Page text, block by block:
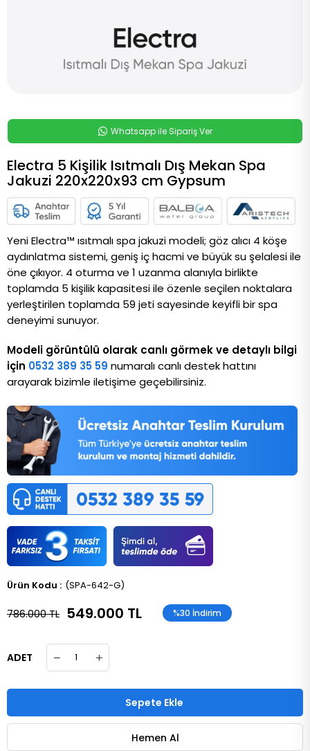
Whatsapp ile Sipariş Ver
Electra 5 Kişilik Isıtmalı Dış Mekan Spa
Jakuzi 220x220x93 cm Gypsum
Yeni Electra™ ısıtmalı spa jakuzi modeli; göz alıcı 4 köşe
aydınlatma sistemi, geniş iç hacmi ve büyük su şelalesi ile
öne çıkıyor. 4 oturma ve 1 uzanma alanıyla birlikte
toplamda 5 kişilik kapasitesi ile özenle seçilen noktalara
yerleştirilen toplamda 59 jeti sayesinde keyifli bir spa
deneyimi sunuyor.
Modeli görüntülü olarak canlı görmek ve detaylı bilgi
için 0532 389 35 59 numaralı canlı destek hattını
arayarak bizimle iletişime geçebilirsiniz.
(SPA-642-G)
786.000 TL 549.000 TL %30 İndirim
ADET